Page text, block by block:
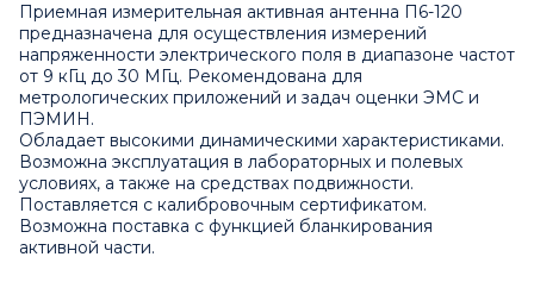
Приемная измерительная активная антенна П6-120
предназначена для осуществления измерений
напряженности электрического поля в диапазоне частот
от 9 кГц до 30 МГц. Рекомендована для
метрологических приложений и задач оценки ЭМС и
ПЭМИН.
Обладает высокими динамическими характеристиками.
Возможна эксплуатация в лабораторных и полевых
условиях, а также на средствах подвижности.
Поставляется с калибровочным сертификатом.
Возможна поставка с функцией бланкирования
активной части.